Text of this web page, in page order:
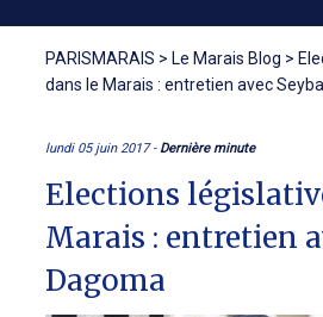
PARISMARAIS > Le Marais Blog >
dans le Marais : entretien avec
lundi 05 juin 2017 - Dernière minute
Elections
Marais : entretien
Dagoma